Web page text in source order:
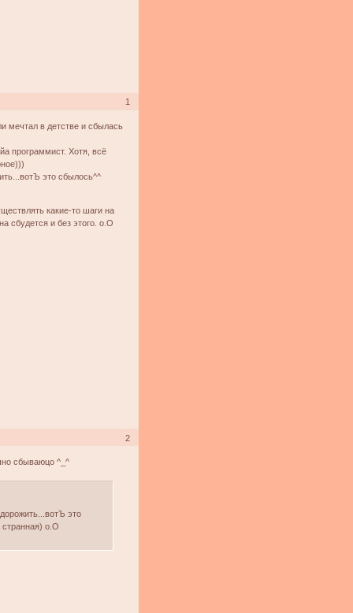
1
мечтал в детстве и сбылась
программист. Хотя, всё
это сбылось^^
какие-то шаги на
сбудется и без этого. о.О
2
сбываюцо ^_^
это
о.О